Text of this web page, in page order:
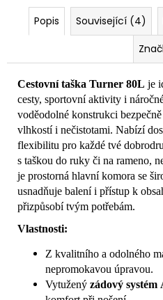
Popis Související (4)
Cestovní taška Turner 80L je
cesty, sportovní aktivity i
voděodolné konstrukci
vlhkostí i nečistotami. Nabízí
flexibilitu pro každé tvé
s taškou do ruky či na rameno,
je prostorná hlavní komora se
usnadňuje balení i přístup k
přizpůsobí tvým potřebám.
Vlastnosti:
Z kvalitního a odolného
nepromokavou úpravou.
Vytužený zádový systém